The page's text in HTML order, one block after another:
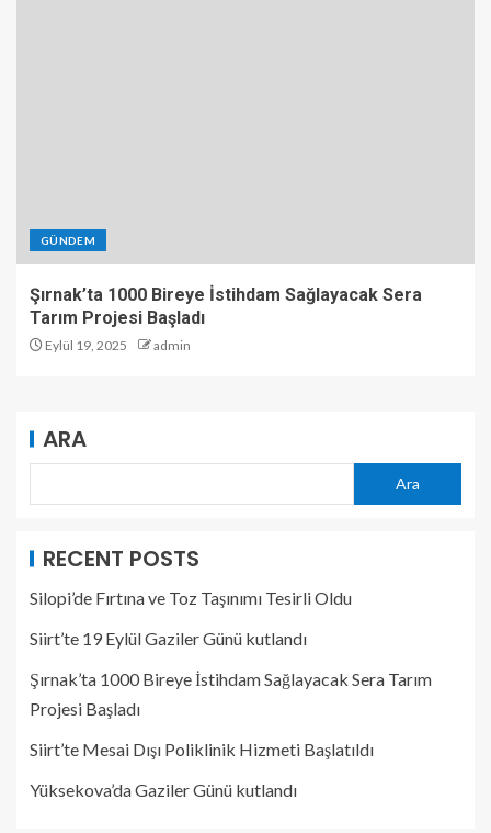
GÜNDEM
Şırnak’ta 1000 Bireye İstihdam Sağlayacak Sera
Tarım Projesi Başladı
Eylül 19, 2025 admin
ARA
Ara
RECENT POSTS
Silopi’de Fırtına ve Toz Taşınımı Tesirli Oldu
Siirt’te 19 Eylül Gaziler Günü kutlandı
Şırnak’ta 1000 Bireye İstihdam Sağlayacak Sera Tarım
Projesi Başladı
Siirt’te Mesai Dışı Poliklinik Hizmeti Başlatıldı
Yüksekova’da Gaziler Günü kutlandı